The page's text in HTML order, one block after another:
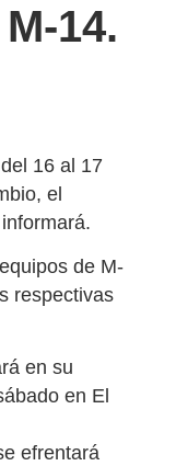
14.
16 al 17
el
de M-
respectivas
en su
en El
efrentará